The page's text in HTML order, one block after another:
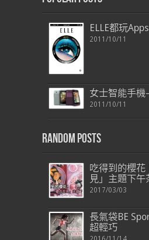
ELLE都玩
2011/10/11
女士智能手機
2011/10/11
Random Posts
吃得到的櫻花
見」主題下午
2017/03/03
長氣袋BE
超輕巧